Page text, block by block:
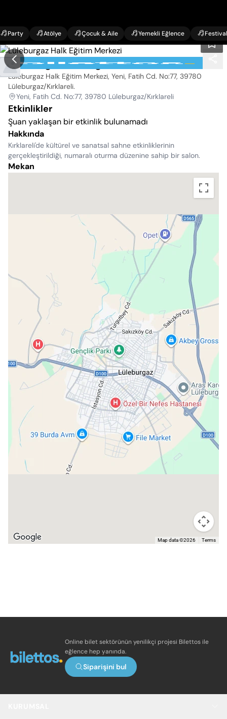
Party Atölye Çocuk & Aile Yemekli Eğlence Festival
Lüleburgaz Halk Eğitim Merkezi
Lüleburgaz Halk Eğitim Merkezi, Yeni, Fatih Cd. No:77, 39780
Lüleburgaz/Kırklareli.
Yeni, Fatih Cd. No:77, 39780 Lüleburgaz/Kırklareli
Etkinlikler
Şuan yaklaşan bir etkinlik bulunamadı
Hakkında
Kırklareli'de kültürel ve sanatsal sahne etkinliklerinin
gerçekleştirildiği, numaralı oturma düzenine sahip bir salon.
Mekan
Map data ©2026 Terms
Online bilet sektörünün yenilikçi projesi Bilettos ile
eğlence hep yanında.
Siparişini bul